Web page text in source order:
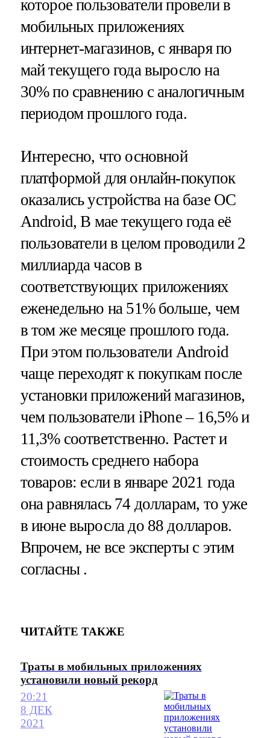
которое пользователи провели в
мобильных приложениях
интернет-магазинов, с января по
май текущего года выросло на
30% по сравнению с аналогичным
периодом прошлого года.
Интересно, что основной
платформой для онлайн-покупок
оказались устройства на базе ОС
Android, В мае текущего года её
пользователи в целом проводили 2
миллиарда часов в
соответствующих приложениях
еженедельно на 51% больше, чем
в том же месяце прошлого года.
При этом пользователи Android
чаще переходят к покупкам после
установки приложений магазинов,
чем пользователи iPhone – 16,5% и
11,3% соответственно. Растет и
стоимость среднего набора
товаров: если в январе 2021 года
она равнялась 74 долларам, то уже
в июне выросла до 88 долларов.
Впрочем, не все эксперты с этим
согласны .
ЧИТАЙТЕ ТАКЖЕ
Траты в мобильных приложениях
установили новый рекорд
20:21
8 ДЕК
2021